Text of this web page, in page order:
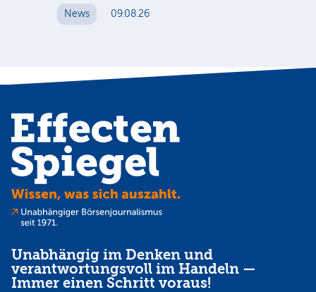
News 09.08.26
Unabhängig im Denken und
verantwortungsvoll im Handeln —
Immer einen Schritt voraus!